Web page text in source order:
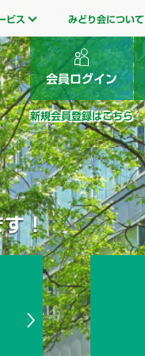
ビス みどり会について
会員ログイン
新規会員登録はこちら
す！